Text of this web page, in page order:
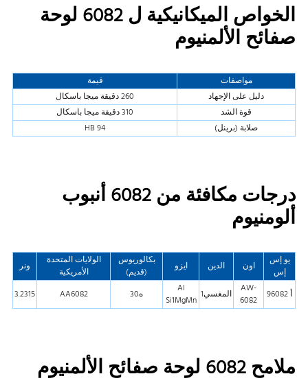
الخواص الميكانيكية ل 6082 لوحة
صفائح الألمنيوم
مواصفات
قيمة
دليل على الإجهاد
260 دقيقة ميجا باسكال
قوة الشد
310 دقيقة ميجا باسكال
صلابة (برينل)
94 HB
درجات مكافئة من 6082 أنبوب
ألومنيوم
يو إس
إس
اون الدين ايزو
بكالوريوس
(قديم)
الولايات المتحدة
الأمريكية
ونر
أ 96082
AW-
6082
المغسي1
Al
Si1MgMn
ه30 AA6082
3.2315
ملامح 6082 لوحة صفائح الألمنيوم